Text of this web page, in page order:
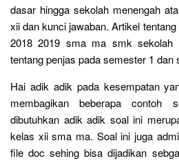
dasar hingga sekolah menengah
xii dan kunci jawaban. Artikel
2018 2019 sma ma smk sekolah
tentang penjas pada semester 1 dan
Hai adik adik pada kesempatan
membagikan beberapa contoh
dibutuhkan adik adik soal ini
kelas xii sma ma. Soal ini juga
file doc sehing bisa dijadikan